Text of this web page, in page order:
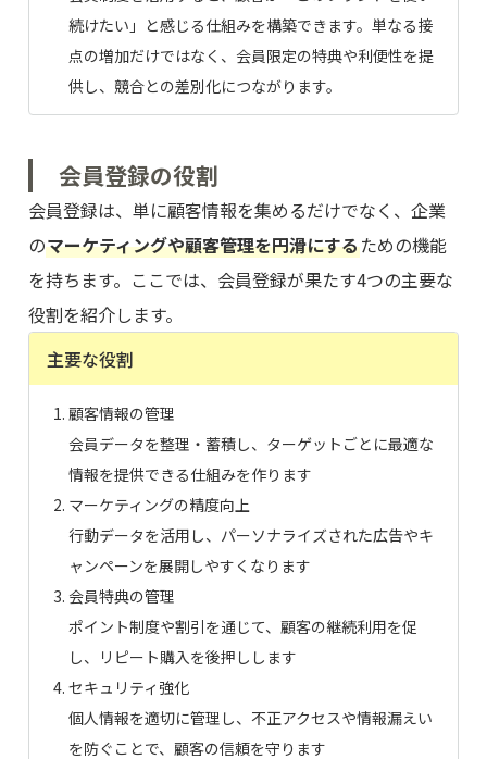
続けたい」と感じる仕組みを構築できます。単なる接
点の増加だけではなく、会員限定の特典や利便性を提
供し、競合との差別化につながります。
会員登録の役割
会員登録は、単に顧客情報を集めるだけでなく、企業
のマーケティングや顧客管理を円滑にするための機能
を持ちます。ここでは、会員登録が果たす4つの主要な
役割を紹介します。
主要な役割
顧客情報の管理
会員データを整理・蓄積し、ターゲットごとに最適な
情報を提供できる仕組みを作ります
マーケティングの精度向上
行動データを活用し、パーソナライズされた広告やキ
ャンペーンを展開しやすくなります
会員特典の管理
ポイント制度や割引を通じて、顧客の継続利用を促
し、リピート購入を後押しします
セキュリティ強化
個人情報を適切に管理し、不正アクセスや情報漏えい
を防ぐことで、顧客の信頼を守ります